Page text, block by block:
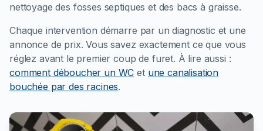
nettoyage des fosses septiques et des bacs à graisse.
Chaque intervention démarre par un diagnostic et une
annonce de prix. Vous savez exactement ce que vous
réglez avant le premier coup de furet. À lire aussi :
comment déboucher un WC et une canalisation
bouchée par des racines.